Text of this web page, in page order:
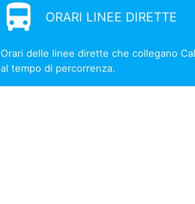
directions_bus ORARI LINEE DIRETTE
Orari delle linee dirette che collegano
al tempo di percorrenza.